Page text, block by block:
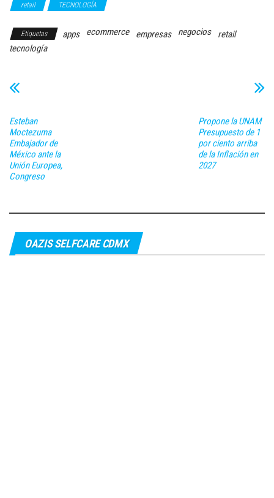
retail
TECNOLOGÍA
Etiquetas apps ecommerce empresas negocios
retail
tecnología
Esteban
Moctezuma
Embajador de
México ante la
Unión Europea,
Congreso
Propone la UNAM
Presupuesto de 1
por ciento arriba
de la Inflación en
2027
OAZIS SELFCARE CDMX